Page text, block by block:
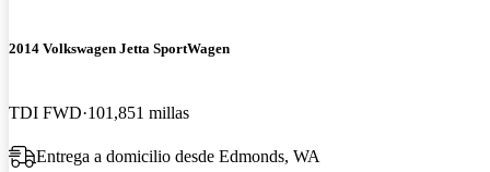
2014 Volkswagen Jetta SportWagen
TDI FWD 101,851 millas
Entrega a domicilio desde Edmonds, WA